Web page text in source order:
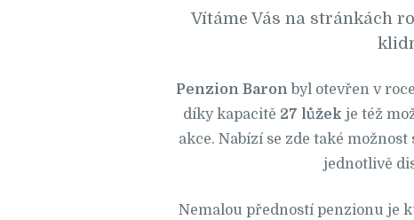
Vítáme Vás na stránkách
Penzion Baron byl otevřen v
díky kapacitě 27 lůžek je též
akce. Nabízí se zde také
jednotlivě
Nemalou předností penzionu je